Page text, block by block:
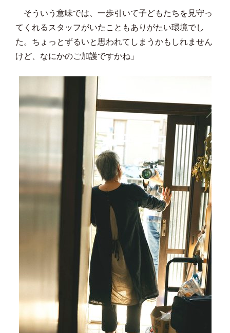
そういう意味では、一歩引いて子どもたちを見守っ
てくれるスタッフがいたこともありがたい環境でし
た。ちょっとずるいと思われてしまうかもしれません
けど、なにかのご加護ですかね」